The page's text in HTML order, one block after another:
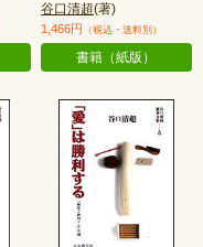
谷口清超(著)
1,466円 （税込・送料別）
書籍（紙版）